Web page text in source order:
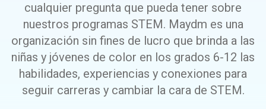
cualquier pregunta que pueda tener sobre
nuestros programas STEM. Maydm es una
organización sin fines de lucro que brinda a las
niñas y jóvenes de color en los grados 6-12 las
habilidades, experiencias y conexiones para
seguir carreras y cambiar la cara de STEM.